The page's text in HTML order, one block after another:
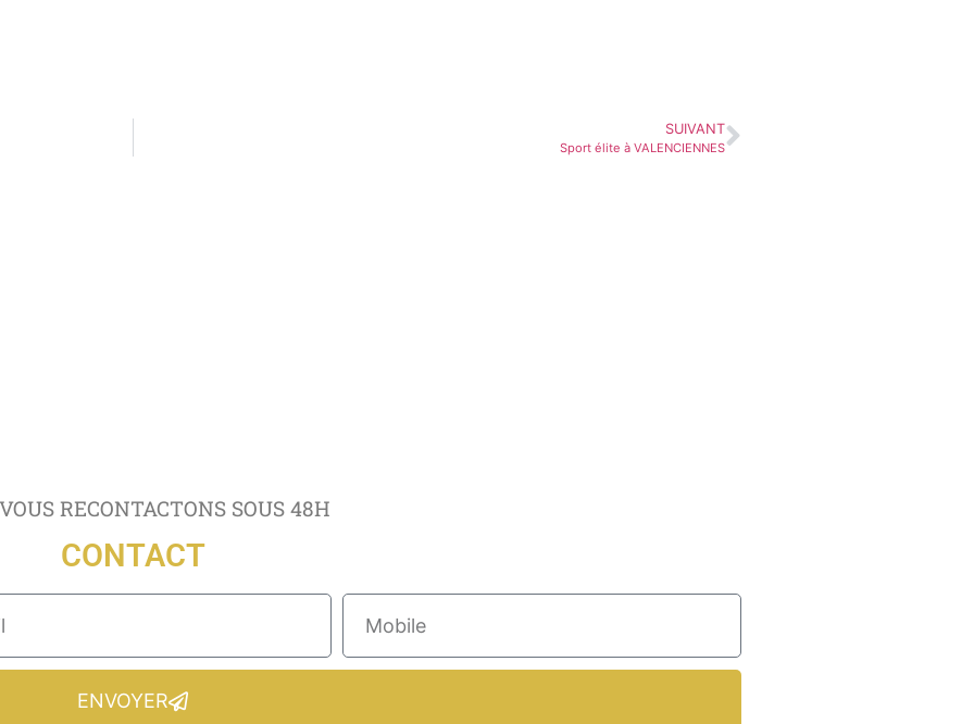
SUIVANT
Sport élite à VALENCIENNES
RECONTACTONS SOUS 48H
CONTACT
ENVOYER